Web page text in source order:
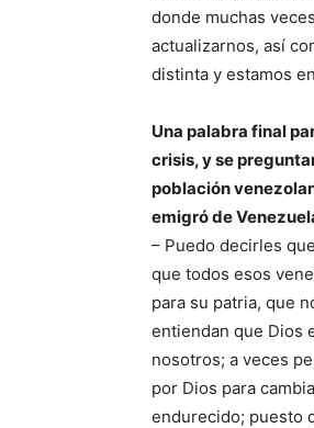
donde muchas
actualizarnos, así
distinta y estamos
Una palabra final
crisis, y se
población
emigró de
– Puedo decirles
que todos esos
para su patria, que
entiendan que Dios
nosotros; a veces
por Dios para
endurecido; puesto